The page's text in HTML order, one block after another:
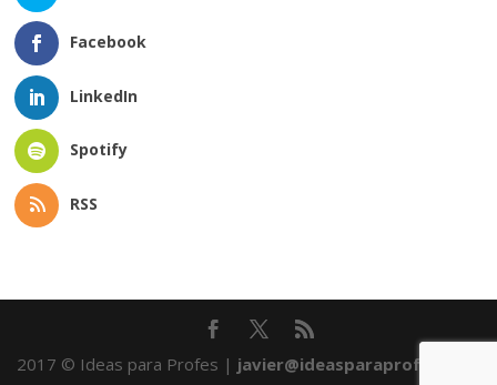
Facebook
LinkedIn
Spotify
RSS
2017 © Ideas para Profes | javier@ideasparaprofes.com